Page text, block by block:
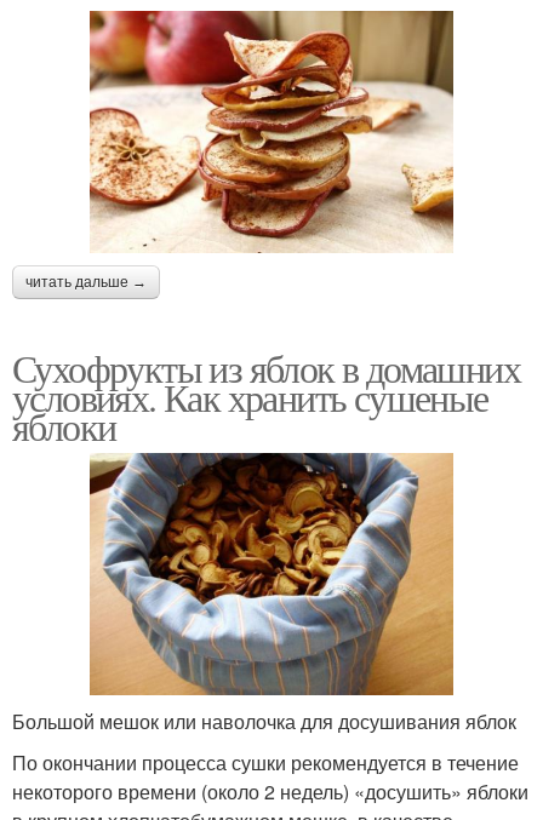
читать дальше →
Сухофрукты из яблок в домашних
условиях. Как хранить сушеные
яблоки
Большой мешок или наволочка для досушивания яблок
По окончании процесса сушки рекомендуется в течение
некоторого времени (около 2 недель) «досушить» яблоки